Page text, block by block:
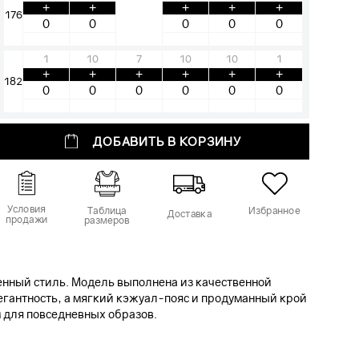
176 + + + + +
182
1
+
10
+
7
+
10
+
10
+
1
+
ДОБАВИТЬ В КОРЗИНУ
Условия
продажи
Таблица
размеров
Доставка Избранное
стиль. Модель выполнена из качественной
а мягкий кэжуал-пояс и продуманный крой
повседневных образов.